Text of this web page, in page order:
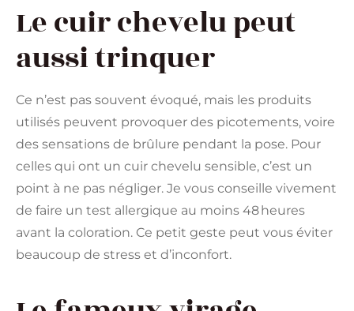
Le cuir chevelu peut
aussi trinquer
Ce n’est pas souvent évoqué, mais les produits
utilisés peuvent provoquer des picotements, voire
des sensations de brûlure pendant la pose. Pour
celles qui ont un cuir chevelu sensible, c’est un
point à ne pas négliger. Je vous conseille vivement
de faire un test allergique au moins 48 heures
avant la coloration. Ce petit geste peut vous éviter
beaucoup de stress et d’inconfort.